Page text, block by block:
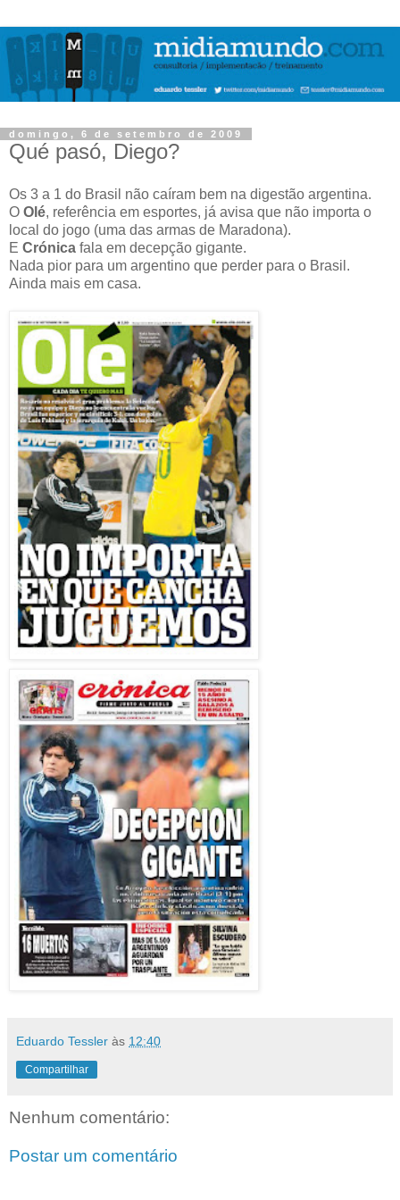
domingo, 6 de setembro de 2009
Qué pasó, Diego?
Os 3 a 1 do Brasil não caíram bem na digestão argentina.
O Olé, referência em esportes, já avisa que não importa o
local do jogo (uma das armas de Maradona).
E Crónica fala em decepção gigante.
Nada pior para um argentino que perder para o Brasil.
Ainda mais em casa.
Eduardo Tessler às 12:40
Compartilhar
Nenhum comentário:
Postar um comentário